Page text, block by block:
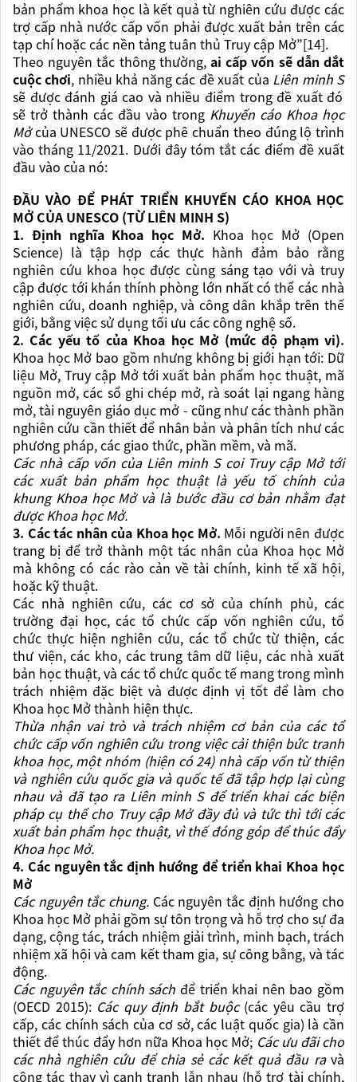
bản phẩm khoa học là kết quả từ nghiên cứu được các
trợ cấp nhà nước cấp vốn phải được xuất bản trên các
tạp chí hoặc các nền tảng tuân thủ Truy cập Mở”[14].
Theo nguyên tắc thông thường, ai cấp vốn sẽ dẫn dắt
cuộc chơi, nhiều khả năng các đề xuất của Liên minh S
sẽ được đánh giá cao và nhiều điểm trong đề xuất đó
sẽ trở thành các đầu vào trong Khuyến cáo Khoa học
Mởcủa UNESCO sẽ được phê chuẩn theo đúng lộ trình
vào tháng 11/2021. Dưới đây tóm tắt các điểm đề xuất
đầu vào của nó:
ĐẦU VÀO ĐỂ PHÁT TRIỂN KHUYẾN CÁO KHOA HỌC
MỞ CỦA UNESCO (TỪ LIÊN MINH S)
1. Định nghĩa Khoa học Mở. Khoa học Mở (Open
Science) là tập hợp các thực hành đảm bảo rằng
nghiên cứu khoa học được cùng sáng tạo với và truy
cập được tới khán thính phòng lớn nhất có thể các nhà
nghiên cứu, doanh nghiệp, và công dân khắp trên thế
giới, bằng việc sử dụng tối ưu các công nghệ số.
2. Các yếu tố của Khoa học Mở (mức độ phạm vi).
Khoa học Mở bao gồm nhưng không bị giới hạn tới: Dữ
liệu Mở, Truy cập Mở tới xuất bản phẩm học thuật, mã
nguồn mở, các sổ ghi chép mở, rà soát lại ngang hàng
mở, tài nguyên giáo dục mở - cũng như các thành phần
nghiên cứu cần thiết để nhân bản và phân tích như các
phương pháp, các giao thức, phần mềm, và mã.
Các nhà cấp vốn của Liên minh S coi Truy cập Mở tới
các xuất bản phẩm học thuật là yếu tố chính của
khung Khoa học Mở và là bước đầu cơ bản nhằm đạt
được Khoa học Mở.
3. Các tác nhân của Khoa học Mở. Mỗi người nên được
trang bị để trở thành một tác nhân của Khoa học Mở
mà không có các rào cản về tài chính, kinh tế xã hội,
hoặc kỹ thuật.
Các nhà nghiên cứu, các cơ sở của chính phủ, các
trường đại học, các tổ chức cấp vốn nghiên cứu, tổ
chức thực hiện nghiên cứu, các tổ chức từ thiện, các
thư viện, các kho, các trung tâm dữ liệu, các nhà xuất
bản học thuật, và các tổ chức quốc tế mang trong mình
trách nhiệm đặc biệt và được định vị tốt để làm cho
Khoa học Mở thành hiện thực.
Thừa nhận vai trò và trách nhiệm cơ bản của các tổ
chức cấp vốn nghiên cứu trong việc cải thiện bức tranh
khoa học, một nhóm (hiện có 24) nhà cấp vốn từ thiện
và nghiên cứu quốc gia và quốc tế đã tập hợp lại cùng
nhau và đã tạo ra Liên minh S để triển khai các biện
pháp cụ thể cho Truy cập Mở đầy đủ và tức thì tới các
xuất bản phẩm học thuật, vì thế đóng góp để thúc đẩy
Khoa học Mở.
4. Các nguyên tắc định hướng để triển khai Khoa học
Mở
Các nguyên tắc chung. Các nguyên tắc định hướng cho
Khoa học Mở phải gồm sự tôn trọng và hỗ trợ cho sự đa
dạng, cộng tác, trách nhiệm giải trình, minh bạch, trách
nhiệm xã hội và cam kết tham gia, sự công bằng, và tác
động.
Các nguyên tắc chính sách để triển khai nên bao gồm
(OECD 2015): Các quy định bắt buộc(các yêu cầu trợ
cấp, các chính sách của cơ sở, các luật quốc gia) là cần
thiết để thúc đẩy hơn nữa Khoa học Mở; Các ưu đãi cho
các nhà nghiên cứu để chia sẻ các kết quả đầu ravà
cộng tác thay vì cạnh tranh lẫn nhau (hỗ trợ tài chính,